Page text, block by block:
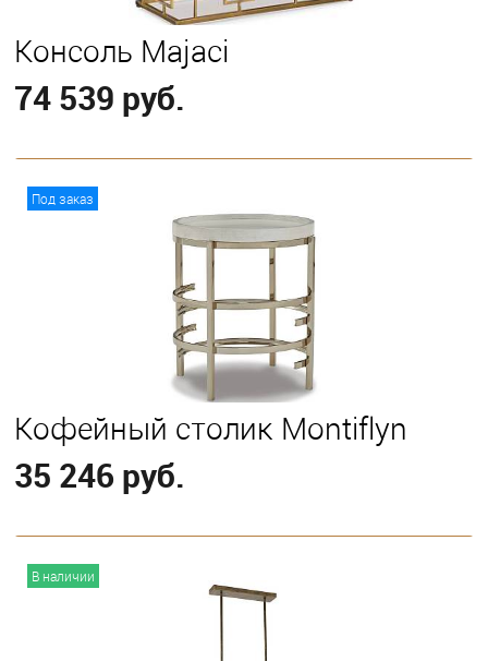
Консоль Majaci
74 539 руб.
Под заказ
Кофейный столик Montiflyn
35 246 руб.
В наличии